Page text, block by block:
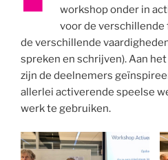
workshop onder in
voor de verschillende
de verschillende
spreken en schrijven). Aan
zijn de deelnemers
allerlei activerende speelse
werk te gebruiken.